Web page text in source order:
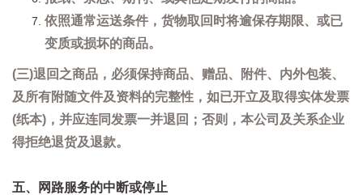
依照通常运送条件，货物取回时将逾保存期限、或已
变质或损坏的商品。
(三)退回之商品，必须保持商品、赠品、附件、内外包装、
及所有附随文件及资料的完整性，如已开立及取得实体发票
(纸本)，并应连同发票一并退回；否则，本公司及关系企业
得拒绝退货及退款。
五、网路服务的中断或停止